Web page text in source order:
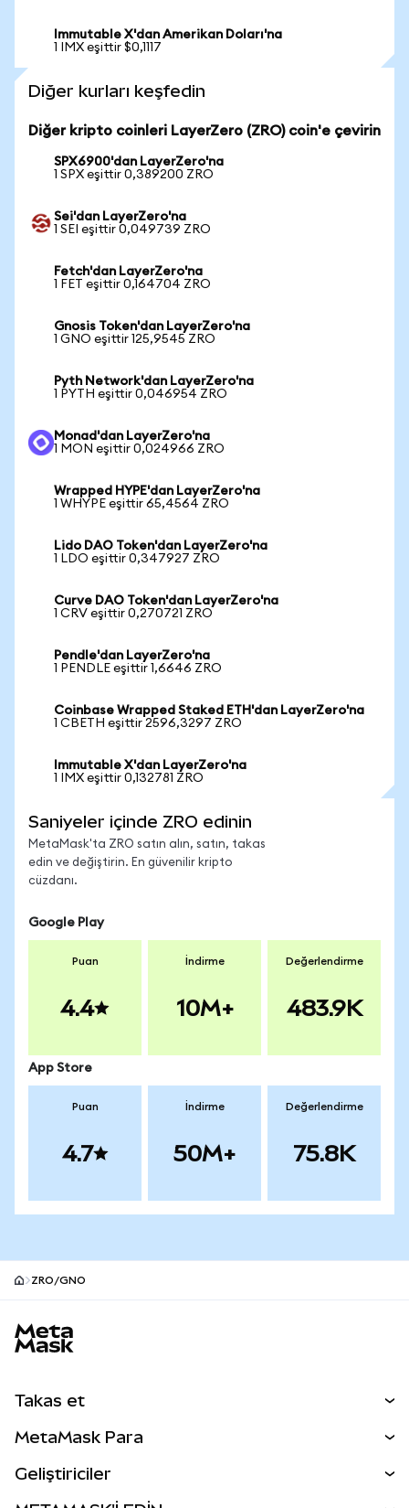
Immutable X'dan Amerikan Doları'na
1 IMX eşittir $0,1117
Diğer kurları keşfedin
Diğer kripto coinleri LayerZero (ZRO) coin'e çevirin
SPX6900'dan LayerZero'na
1 SPX eşittir 0,389200 ZRO
Sei'dan LayerZero'na
1 SEI eşittir 0,049739 ZRO
Fetch'dan LayerZero'na
1 FET eşittir 0,164704 ZRO
Gnosis Token'dan LayerZero'na
1 GNO eşittir 125,9545 ZRO
Pyth Network'dan LayerZero'na
1 PYTH eşittir 0,046954 ZRO
Monad'dan LayerZero'na
1 MON eşittir 0,024966 ZRO
Wrapped HYPE'dan LayerZero'na
1 WHYPE eşittir 65,4564 ZRO
Lido DAO Token'dan LayerZero'na
1 LDO eşittir 0,347927 ZRO
Curve DAO Token'dan LayerZero'na
1 CRV eşittir 0,270721 ZRO
Pendle'dan LayerZero'na
1 PENDLE eşittir 1,6646 ZRO
Coinbase Wrapped Staked ETH'dan LayerZero'na
1 CBETH eşittir 2596,3297 ZRO
Immutable X'dan LayerZero'na
1 IMX eşittir 0,132781 ZRO
Saniyeler içinde ZRO edinin
MetaMask'ta ZRO satın alın, satın, takas
edin ve değiştirin. En güvenilir kripto
cüzdanı.
Google Play
Puan
4.4
İndirme
10M+
Değerlendirme
483.9K
App Store
Puan
4.7
İndirme
50M+
Değerlendirme
75.8K
ZRO/GNO
Takas et
Perps
MetaMask Para
Geliştiriciler